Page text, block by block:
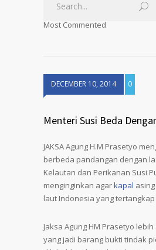
Most Commented
DECEMBER 10, 2014 0
Menteri Susi Beda
JAKSA Agung H.M Prasetyo
berbeda pandangan dengan
Kelautan dan Perikanan Susi
menginginkan agarkapal
laut Indonesia yang
Jaksa Agung HM Prasetyo
yang jadi barang bukti tindak